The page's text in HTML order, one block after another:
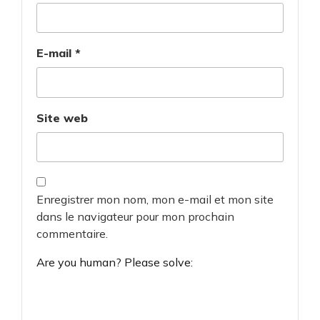
E-mail *
Site web
Enregistrer mon nom, mon e-mail et mon site
dans le navigateur pour mon prochain
commentaire.
Are you human? Please solve: